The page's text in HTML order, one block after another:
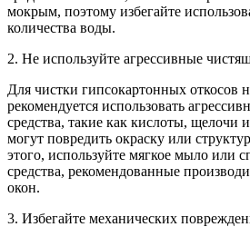
мокрым, поэтому избегайте
количества воды.
2. Не используйте агрессивные
Для чистки гипсокартонных откосов
рекомендуется использовать
средства, такие как кислоты, щелочи
могут повредить окраску или
этого, используйте мягкое мыло или
средства, рекомендованные
окон.
3. Избегайте механических